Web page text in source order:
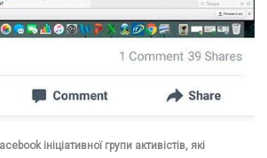
ініціативної групи активістів, які